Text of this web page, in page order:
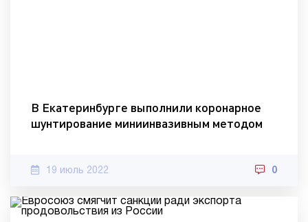
В Екатеринбурге выполнили коронарное
шунтирование миниинвазивным методом
19 июль 2022 0